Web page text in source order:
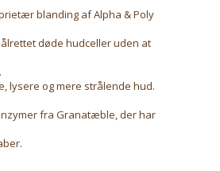
blanding af Alpha & Poly
døde hudceller uden at
lysere og mere strålende hud.
fra Granatæble, der har